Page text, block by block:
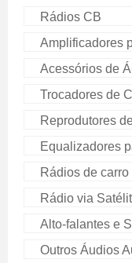
Rádios CB
Amplificadores
Acessórios de
Trocadores de
Reprodutores
Equalizadores
Rádios de carro
Rádio via
Alto-falantes e
Outros Áudios